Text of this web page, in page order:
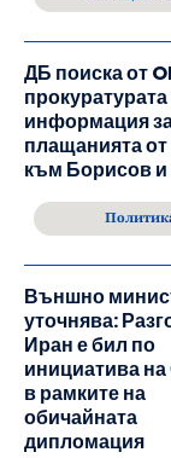
ДБ поиска от
информация
плащанията
към Борисов
Външно
уточнява:
Иран е бил по
инициатива
в рамките на
обичайната
дипломация